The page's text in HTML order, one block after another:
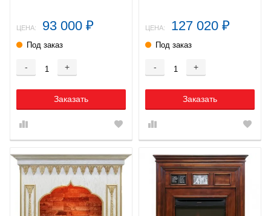
ЦЕНА: 93 000 ₽
Под заказ
- +
Заказать
ЦЕНА: 127 020 ₽
Под заказ
- +
Заказать